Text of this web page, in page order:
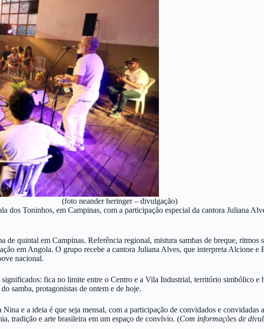
(foto neander heringer – divulgação)
dos Toninhos, em Campinas, com a participação especial da cantora Juliana
de quintal em Campinas. Referência regional, mistura sambas de breque,
em Angola. O grupo recebe a cantora Juliana Alves, que interpreta Alcione e
nacional.
significados: fica no limite entre o Centro e a Vila Industrial, território simbólico
samba, protagonistas de ontem e de hoje.
e a ideia é que seja mensal, com a participação de convidados e convidadas
tradição e arte brasileira em um espaço de convívio. (Com informações de